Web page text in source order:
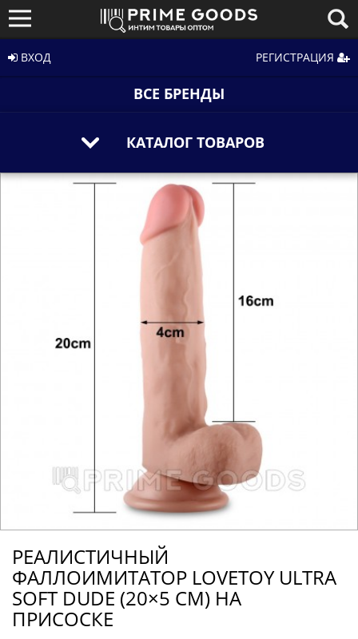
ВХОД РЕГИСТРАЦИЯ
ВСЕ БРЕНДЫ
КАТАЛОГ ТОВАРОВ
РЕАЛИСТИЧНЫЙ
ФАЛЛОИМИТАТОР LOVETOY ULTRA
SOFT DUDE (20×5 СМ) НА
ПРИСОСКЕ